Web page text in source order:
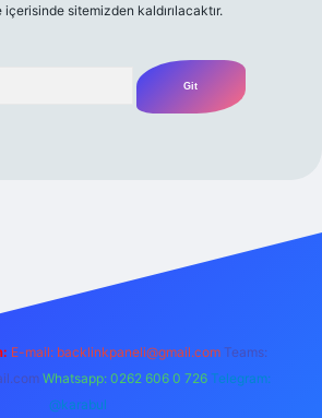
sitemizden kaldırılacaktır.
E-mail: backlinkpaneli@gmail.com Teams:
Whatsapp: 0262 606 0 726 Telegram:
@karabul